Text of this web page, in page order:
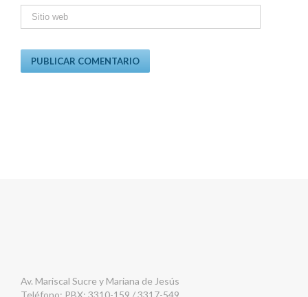
Av. Mariscal Sucre y Mariana de Jesús
Teléfono: PBX: 3310-159 / 3317-549